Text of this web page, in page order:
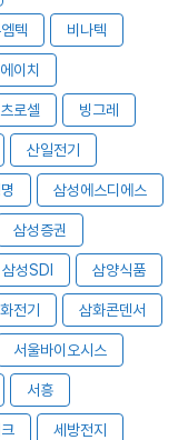
텍 비나텍
이치
로셀 빙그레
산일전기
삼성에스디에스
삼성증권
삼성SDI 삼양식품
전기 삼화콘덴서
서울바이오시스
서흥
세방전지